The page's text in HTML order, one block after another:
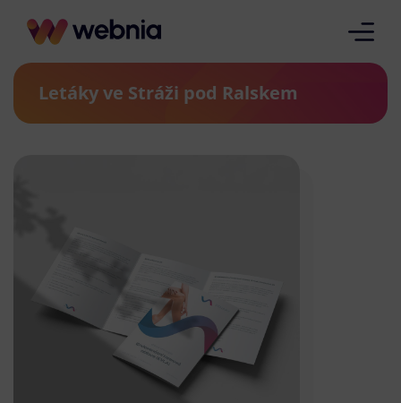
Letáky ve Stráži pod Ralskem